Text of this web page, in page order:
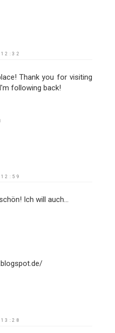
Thank you for visiting
following back!
Ich will auch...